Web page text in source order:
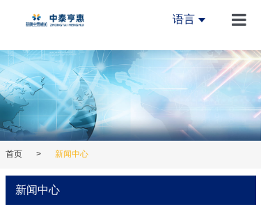
首页
关
新
产
语言
首页 > 新闻中心
新闻中心